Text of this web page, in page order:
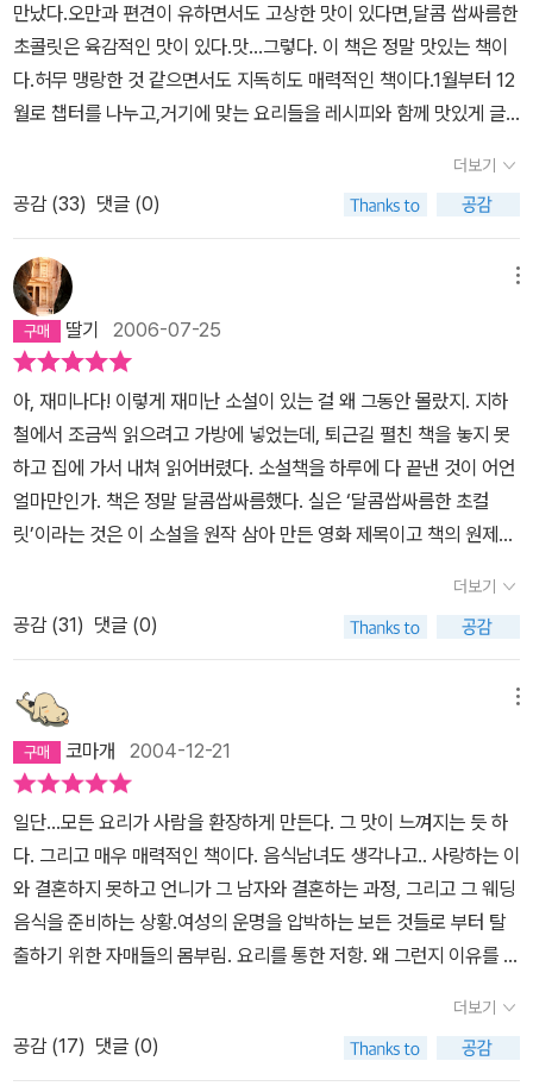
하고 그냥 푸지게 더 안고 뒹굴고 싶은데요 하는 사람한테 만한전석
을 차려준다고 행복할 수는 없는 노릇이다. 이 소설 속에서는 가장 가
까운 존재인 가족이 그렇게 엉뚱한 것만 허락하고 정말 원하는 걸 자
꾸 안된다고 해서 내내 불행해질 뻔하다가 순간이나마, 혹은 늦게나
마 원하던 걸 찾아가는 이야기가 펼쳐졌다. 엄마는 자기 몸종하라고
연애도 결혼도 못하게 해… 언니는 내가 좋아하는 남자랑 결혼해… 그
해...짜장면 시켜 먹어 새끼들아… 어느 책에선가 누군가에게 음식을
만들어 먹이면 옥시토신이었나 하여간에 행복해지는 호르몬이 듬뿍
나온다는 소리를 들었다. 그래서 우리 어머니들은 행복해지려고 자꾸
우리를 먹이려 드시는 거였어… 효도하려면 아 내가 알아서 먹는다고!
를 자제하자… 가끔 먹고 맛있다고 엄지척해드리자… 나는 하도 잘 안
처먹어서 이렇게 불효자는 웁니다… 아무리 봐도 객관적으로도 주관
적으로도 그나마 덜 빻고 지적이고 다정하고 사람이 된 놈이다, 싶은
게 존 박사 밖에 없었는데, 티타는 몸과 마음이 이끄는대로, 존 하고는
그냥 사돈댁하기로 하고 처음 사랑인 페드로와 불을 태운다. 그의 나
보니 나는 세상에서 가장 긴 39세를 보낸 기분이다. 구 한국나이 39
세는 22년도였는데 만나이 39세는 아직도여서 이제 올해 12월 중순
이나 되어야 드디어 앞자리가 바뀐다요… 나이랑 몸무게랑 페어링하
는 시대가 오겠군요! 하여간에 20년 간 조카 키우느라 참아둔 사랑을
티타는 진짜 활활 태워버리고 만다. 누가 진짜 불장난 하랬어… 엄마
쟤 성냥 먹어… 그냥저냥 재밌게 읽을 정도는 되었다. 그런데 마지막
약력에서 작가가 ’백년의 고독‘ 영화화 준비 중인 소식 보고는 개봉 하
긴 했냐? 언감생심이네… 중남미라고 적당히 묻어가면 되겠나… 그
정도는 아니예요… 리얼적 마술리즘 노리는 할배가 저기 중국에 옌롄
커라고 있는데… 할매도 할배도 적당히 빻은 건 닮았지만 더 이상은
좀 오바에요… 하고서 나는 백년의 고독이 다시 읽고 싶어졌다. 그리
고 음식이 잔뜩 나오는데 하나도 모르는 음식이라 전혀 자극되지 않
라 송구합니다…. +밑줄 긋기-“아시다시피 우리 몸 안에도 인을 생산
만났다.오만과 편견이 유하면서도 고상한 맛이 있다면,달콤 쌉싸름한
초콜릿은 육감적인 맛이 있다.맛...그렇다. 이 책은 정말 맛있는 책이
다.허무 맹랑한 것 같으면서도 지독히도 매력적인 책이다.1월부터 12
월로 챕터를 나누고,거기에 맞는 요리들을 레시피와 함께 맛있게 글
게 밉고,일주일만에 살을 30킬로나 뺀 주인공의 언니가 참 어이없었
지만..그런 허무맹랑함이 이 책을 동화처럼 느껴지도록 만든다. 어떤
책을 살까..하고 검색하다가 제목이 너무 좋아서 산 책이다.명작이니
만큼 내용면에선 손색이 없었다.군침이 꼴깍 넘어가는 티타의 레시피
들...나중에 기회가 되면 꼭 만들어봐야지 다짐하며 책을 덮었다. 그리
고 언젠가...이런 글을 꼭 써보고 싶다.
더보기
공감 (33) 댓글 (0)
딸기 2006-07-25
아, 재미나다! 이렇게 재미난 소설이 있는 걸 왜 그동안 몰랐지. 지하
철에서 조금씩 읽으려고 가방에 넣었는데, 퇴근길 펼친 책을 놓지 못
하고 집에 가서 내쳐 읽어버렸다. 소설책을 하루에 다 끝낸 것이 어언
얼마만인가. 책은 정말 달콤쌉싸름했다. 실은 ‘달콤쌉싸름한 초컬
릿’이라는 것은 이 소설을 원작 삼아 만든 영화 제목이고 책의 원제는
에 익기 때문만이 아니라, 책의 줄거리 자체가 정말 달콤쌉싸름하기
때문이다. 부엌에서 울며 태어난 아이 티타는 ‘막내딸은 시집가지 말
고 엄마를 모셔야 한다’는 희한한 ‘가문의 전통’ 때문에 사랑했던 남자
를 큰언니에게 빼앗긴다. 오로지 부수고 가르고 파괴하는 데에만 능
력이 있는 것으로 묘사되는 엄격한 권위주의자 어머니는 언제나 티타
를 억압하며, 행여 티타가 언니와 옛 사랑 형부 사이에 끼어들지나 않
는지 감시한다. 티타의 사랑을 축으로, 티타 가족들의 이야기가 펼쳐
지는데 그 과정이 실로 마술적이다. 피가 흐르고 흐르고 또 흘러서 마
을을 휘감고 내를 만들었다는 가르시아 마르께스의 ‘백년 동안의 고
독’처럼 티타의 눈물은 흐르고 흐르고 또 흘러서 계단을 따라 강물을
만든다. 욕정은 훨훨 피어올라 샤워장에 불을 붙여 티타의 언니를 핑
크빛 불덩어리로 만들어 집 나가게 하고, 사랑은 모닥불처럼 활활 타
올라 몸을 불태우고 모든 것을 잿덩이로 만든다. 사랑도 마술이고 인
생도 마술이다. 사람들은 누구나 한 가닥의 진실과 비밀과 슬픔과 향
더보기
공감 (31) 댓글 (0)
코마개 2004-12-21
일단...모든 요리가 사람을 환장하게 만든다. 그 맛이 느껴지는 듯 하
다. 그리고 매우 매력적인 책이다. 음식남녀도 생각나고.. 사랑하는 이
와 결혼하지 못하고 언니가 그 남자와 결혼하는 과정, 그리고 그 웨딩
음식을 준비하는 상황.여성의 운명을 압박하는 보든 것들로 부터 탈
출하기 위한 자매들의 몸부림. 요리를 통한 저항. 왜 그런지 이유를 분
운 사람 음식해줘야 할때 마구 저주하면서 해봐야 겠다. 배탈나는지.
더보기
공감 (17) 댓글 (0)